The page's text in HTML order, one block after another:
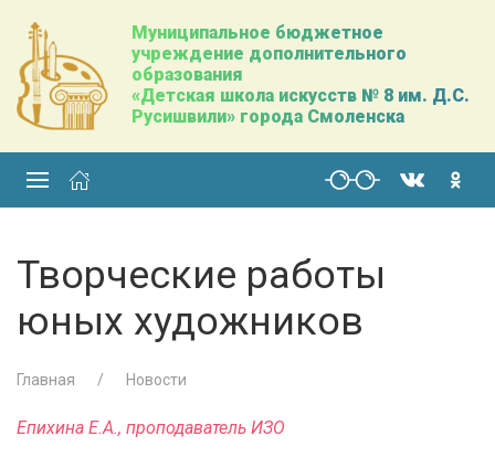
Муниципальное бюджетное
учреждение дополнительного
образования
«Детская школа искусств № 8 им. Д.С.
Русишвили» города Смоленска
Творческие работы
юных художников
Главная Новости
Епихина Е.А., проподаватель ИЗО